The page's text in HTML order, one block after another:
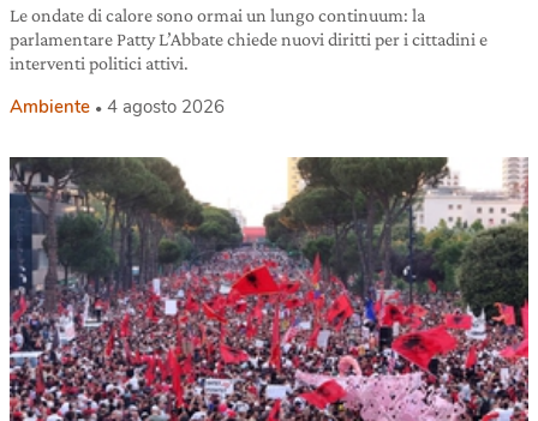
Le ondate di calore sono ormai un lungo continuum: la
parlamentare Patty L’Abbate chiede nuovi diritti per i cittadini e
interventi politici attivi.
Ambiente 4 agosto 2026